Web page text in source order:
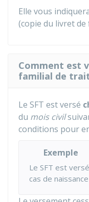
Elle vous
(copie du livret de
Comment est
familial de
Le SFT est versé
du mois civil
conditions pour
Exemple
Le SFT est
cas de